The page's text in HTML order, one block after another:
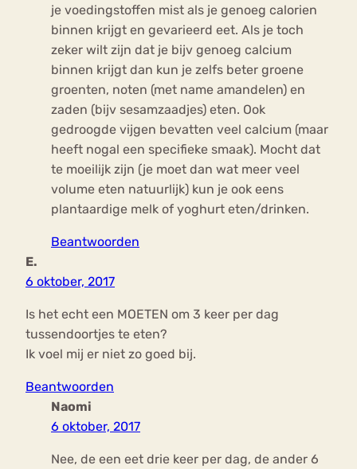
je voedingstoffen mist als je genoeg calorien
binnen krijgt en gevarieerd eet. Als je toch
zeker wilt zijn dat je bijv genoeg calcium
binnen krijgt dan kun je zelfs beter groene
groenten, noten (met name amandelen) en
zaden (bijv sesamzaadjes) eten. Ook
gedroogde vijgen bevatten veel calcium (maar
heeft nogal een specifieke smaak). Mocht dat
te moeilijk zijn (je moet dan wat meer veel
volume eten natuurlijk) kun je ook eens
plantaardige melk of yoghurt eten/drinken.
Beantwoorden
E.
6 oktober, 2017
Is het echt een MOETEN om 3 keer per dag
tussendoortjes te eten?
Ik voel mij er niet zo goed bij.
Beantwoorden
Naomi
6 oktober, 2017
Nee, de een eet drie keer per dag, de ander 6